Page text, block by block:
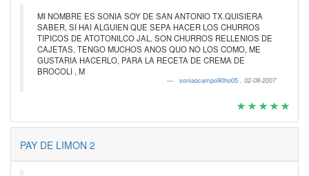
MI NOMBRE ES SONIA SOY DE SAN ANTONIO TX.QUISIERA
SABER, SI HAI ALGUIEN QUE SEPA HACER LOS CHURROS
TIPICOS DE ATOTONILCO JAL. SON CHURROS RELLENIOS DE
CAJETAS, TENGO MUCHOS ANOS QUO NO LOS COMO, ME
GUSTARIA HACERLO, PARA LA RECETA DE CREMA DE
BROCOLI , M
soniaocampo90ho05 , 02-08-2007
PAY DE LIMON 2